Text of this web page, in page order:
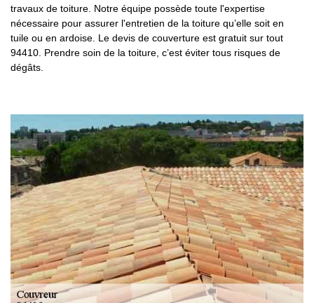
travaux de toiture. Notre équipe possède toute l'expertise
nécessaire pour assurer l'entretien de la toiture qu’elle soit en
tuile ou en ardoise. Le devis de couverture est gratuit sur tout
94410. Prendre soin de la toiture, c’est éviter tous risques de
dégâts.